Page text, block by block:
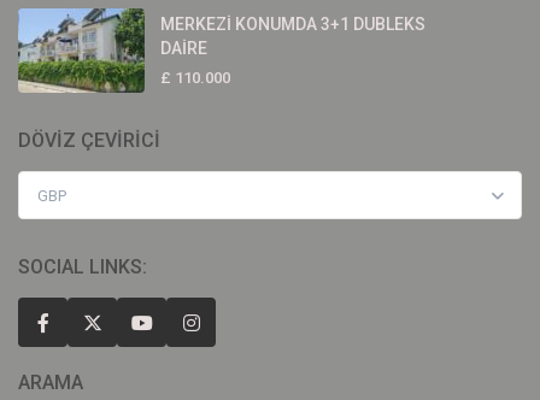
MERKEZİ KONUMDA 3+1 DUBLEKS
DAİRE
£ 110.000
DÖVİZ ÇEVİRİCİ
GBP
SOCIAL LINKS:
ARAMA